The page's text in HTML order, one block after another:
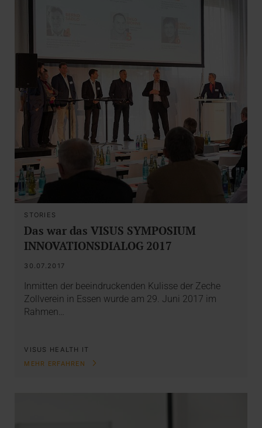
STORIES
Das war das VISUS SYMPOSIUM
INNOVATIONSDIALOG 2017
30.07.2017
Inmitten der beeindruckenden Kulisse der Zeche
Zollverein in Essen wurde am 29. Juni 2017 im
Rahmen…
VISUS HEALTH IT
MEHR ERFAHREN